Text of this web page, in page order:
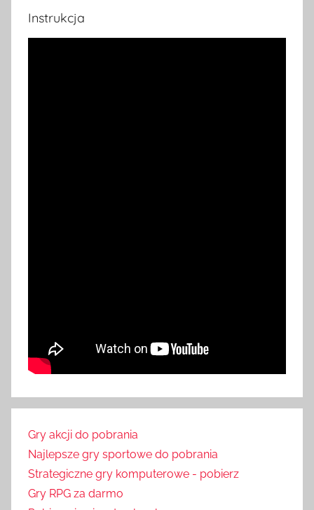
Instrukcja
Gry akcji do pobrania
Najlepsze gry sportowe do pobrania
Strategiczne gry komputerowe - pobierz
Gry RPG za darmo